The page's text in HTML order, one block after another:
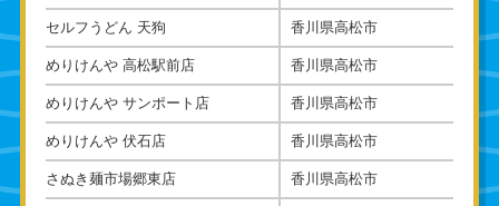
セルフうどん 天狗 香川県高松市
めりけんや 高松駅前店 香川県高松市
めりけんや サンポート店 香川県高松市
めりけんや 伏石店 香川県高松市
さぬき麺市場郷東店 香川県高松市